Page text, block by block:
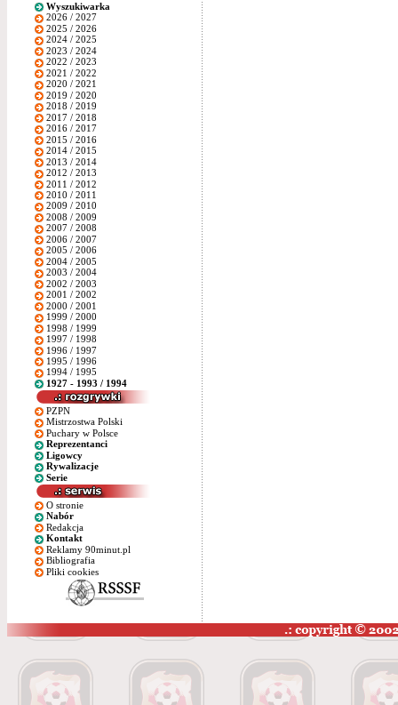
Wyszukiwarka
2026 / 2027
2025 / 2026
2024 / 2025
2023 / 2024
2022 / 2023
2021 / 2022
2020 / 2021
2019 / 2020
2018 / 2019
2017 / 2018
2016 / 2017
2015 / 2016
2014 / 2015
2013 / 2014
2012 / 2013
2011 / 2012
2010 / 2011
2009 / 2010
2008 / 2009
2007 / 2008
2006 / 2007
2005 / 2006
2004 / 2005
2003 / 2004
2002 / 2003
2001 / 2002
2000 / 2001
1999 / 2000
1998 / 1999
1997 / 1998
1996 / 1997
1995 / 1996
1994 / 1995
1927 - 1993 / 1994
PZPN
Mistrzostwa Polski
Puchary w Polsce
Reprezentanci
Ligowcy
Rywalizacje
Serie
O stronie
Nabór
Redakcja
Kontakt
Reklamy 90minut.pl
Bibliografia
Pliki cookies